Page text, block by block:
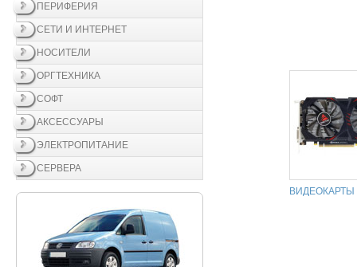
ПЕРИФЕРИЯ
СЕТИ И ИНТЕРНЕТ
НОСИТЕЛИ
ОРГТЕХНИКА
СОФТ
АКСЕССУАРЫ
ЭЛЕКТРОПИТАНИЕ
СЕРВЕРА
ВИДЕОКАРТЫ